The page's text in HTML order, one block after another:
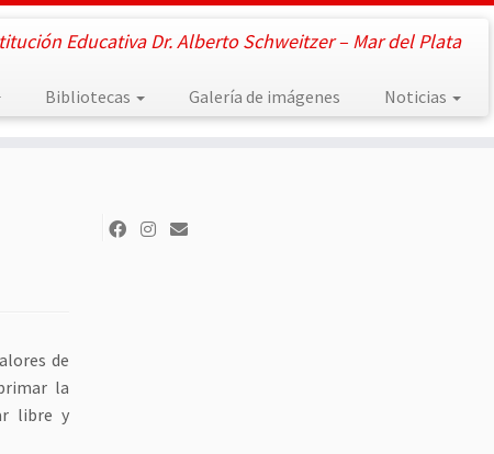
Educativa Dr. Alberto Schweitzer – Mar del Plata
Bibliotecas Galería de imágenes Noticias
de
la
libre y